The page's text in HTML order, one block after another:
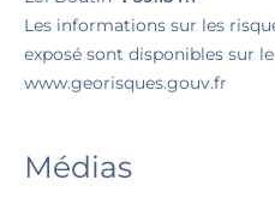
Les informations sur les
exposé sont disponibles sur
www.georisques.gouv.fr
Médias